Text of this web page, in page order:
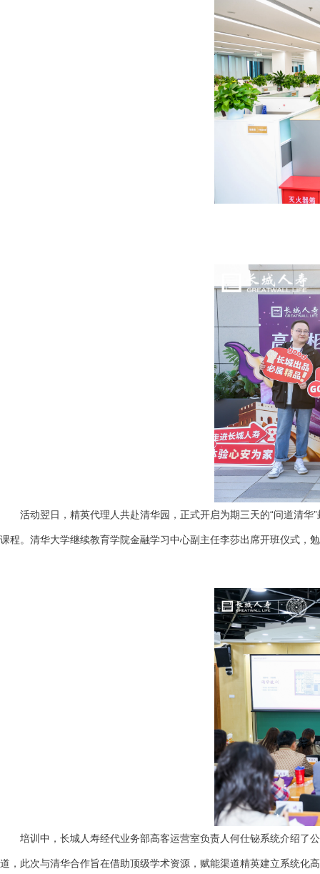
活动翌日，精英代理人共赴清华园，正式开启为期三天的“问道清华
课程。清华大学继续教育学院金融学习中心副主任李莎出席开班仪式，
培训中，长城人寿经代业务部高客运营室负责人何仕铋系统介绍了
道，此次与清华合作旨在借助顶级学术资源，赋能渠道精英建立系统化